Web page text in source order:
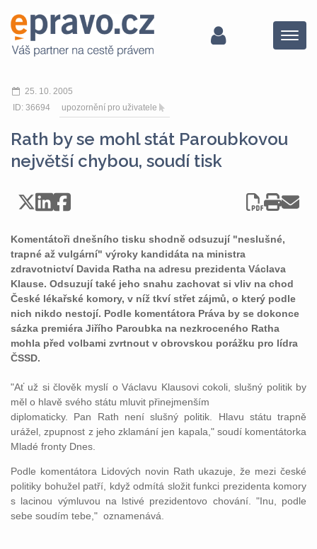
Menu
25. 10. 2005
ID: 36694
upozornění pro uživatele
Rath by se mohl stát Paroubkovou
největší chybou, soudí tisk
Komentátoři dnešního tisku shodně odsuzují "neslušné,
trapné až vulgární" výroky kandidáta na ministra
zdravotnictví Davida Ratha na adresu prezidenta Václava
Klause. Odsuzují také jeho snahu zachovat si vliv na chod
České lékařské komory, v níž tkví střet zájmů, o který podle
nich nikdo nestojí. Podle komentátora Práva by se dokonce
sázka premiéra Jiřího Paroubka na nezkroceného Ratha
mohla před volbami zvrtnout v obrovskou porážku pro lídra
ČSSD.
"Ať už si člověk myslí o Václavu Klausovi cokoli, slušný politik by
měl o hlavě svého státu mluvit přinejmenším
diplomaticky. Pan Rath není slušný politik. Hlavu státu trapně
urážel, zpupnost z jeho zklamání jen kapala," soudí komentátorka
Mladé fronty Dnes.
Podle komentátora Lidových novin Rath ukazuje, že mezi české
politiky bohužel patří, když odmítá složit funkci prezidenta komory
s lacinou výmluvou na lstivé prezidentovo chování. "Inu, podle
sebe soudím tebe," oznamenává.